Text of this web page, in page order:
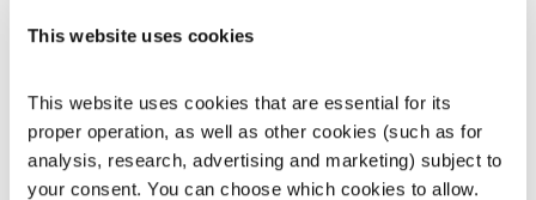
This website uses cookies
This website uses cookies that are essential for its
proper operation, as well as other cookies (such as for
analysis, research, advertising and marketing) subject to
your consent. You can choose which cookies to allow.
התבוננות סוגרת שבוע – 22.2.24
התבוננות
דליק ווליניץושמואל שאול
22.02.24
00:55:42